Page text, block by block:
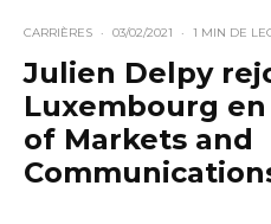
CARRIÈRES · 03/02/2021 · 1 MIN DE
Julien Delpy
Luxembourg
of Markets and